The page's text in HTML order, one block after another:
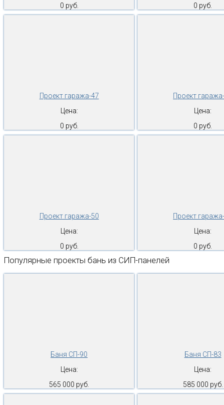
0 руб.
0 руб.
Проект гаража-47
Цена:
0 руб.
Проект
Цена:
0 руб.
Проект гаража-50
Цена:
0 руб.
Проект
Цена:
0 руб.
Популярные проекты бань из СИП-панелей
Баня СП-90
Цена:
565 000 руб.
Баня СП-83
Цена:
585 000 руб.